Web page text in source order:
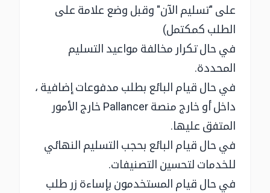
على "تسليم الآن" وقبل وضع علامة على
الطلب كمكتمل)
في حال تكرار مخالفة مواعيد التسليم
المحددة.
في حال قيام البائع بطلب مدفوعات إضافية ،
داخل أو خارج منصة Pallancer خارج الأمور
المتفق عليها.
في حال قيام البائع بحجب التسليم النهائي
للخدمات لتحسين التصنيفات.
في حال قيام المستخدمون بإساءة زر طلب